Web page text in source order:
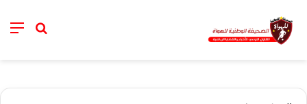
خانة